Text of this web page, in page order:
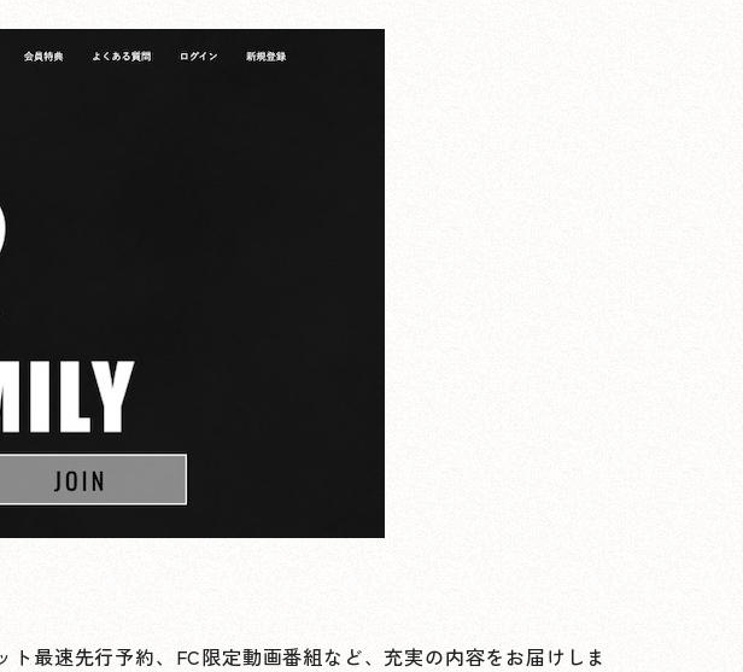
最速先行予約、FC限定動画番組など、充実の内容をお届けしま